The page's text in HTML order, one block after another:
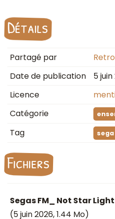
Détails
Partagé par
Date de publication
5
Licence
Catégorie
Tag sega
Fichiers
Segas FM_ Not Star
(5 juin 2026, 1.44 Mo)